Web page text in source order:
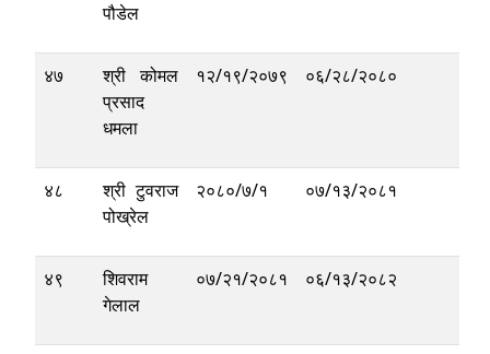
पौडेल
४७
श्री कोमल
प्रसाद
धमला
१२/१९/२०७९ ०६/२८/२०८०
४८
श्री टुवराज
पोख्रेल
२०८०/७/१ ०७/१३/२०८१
४९
शिवराम
गेलाल
०७/२१/२०८१ ०६/१३/२०८२